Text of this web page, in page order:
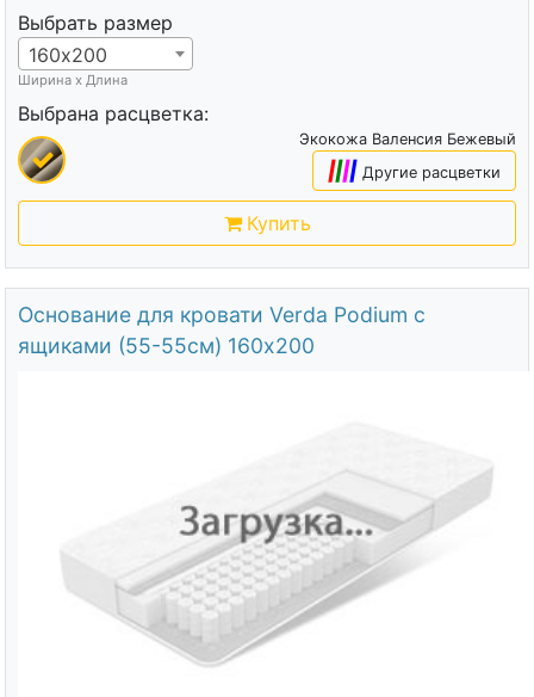
Выбрать размер
160х200
Ширина х Длина
Выбрана расцветка:
Экокожа Валенсия Бежевый
|||| Другие расцветки
Купить
Основание для кровати Verda Podium c
ящиками (55-55см) 160х200